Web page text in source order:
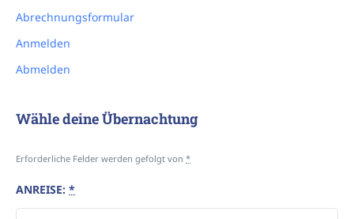
Abrechnungsformular
Anmelden
Abmelden
Wähle deine Übernachtung
Erforderliche Felder werden gefolgt von *
ANREISE: *